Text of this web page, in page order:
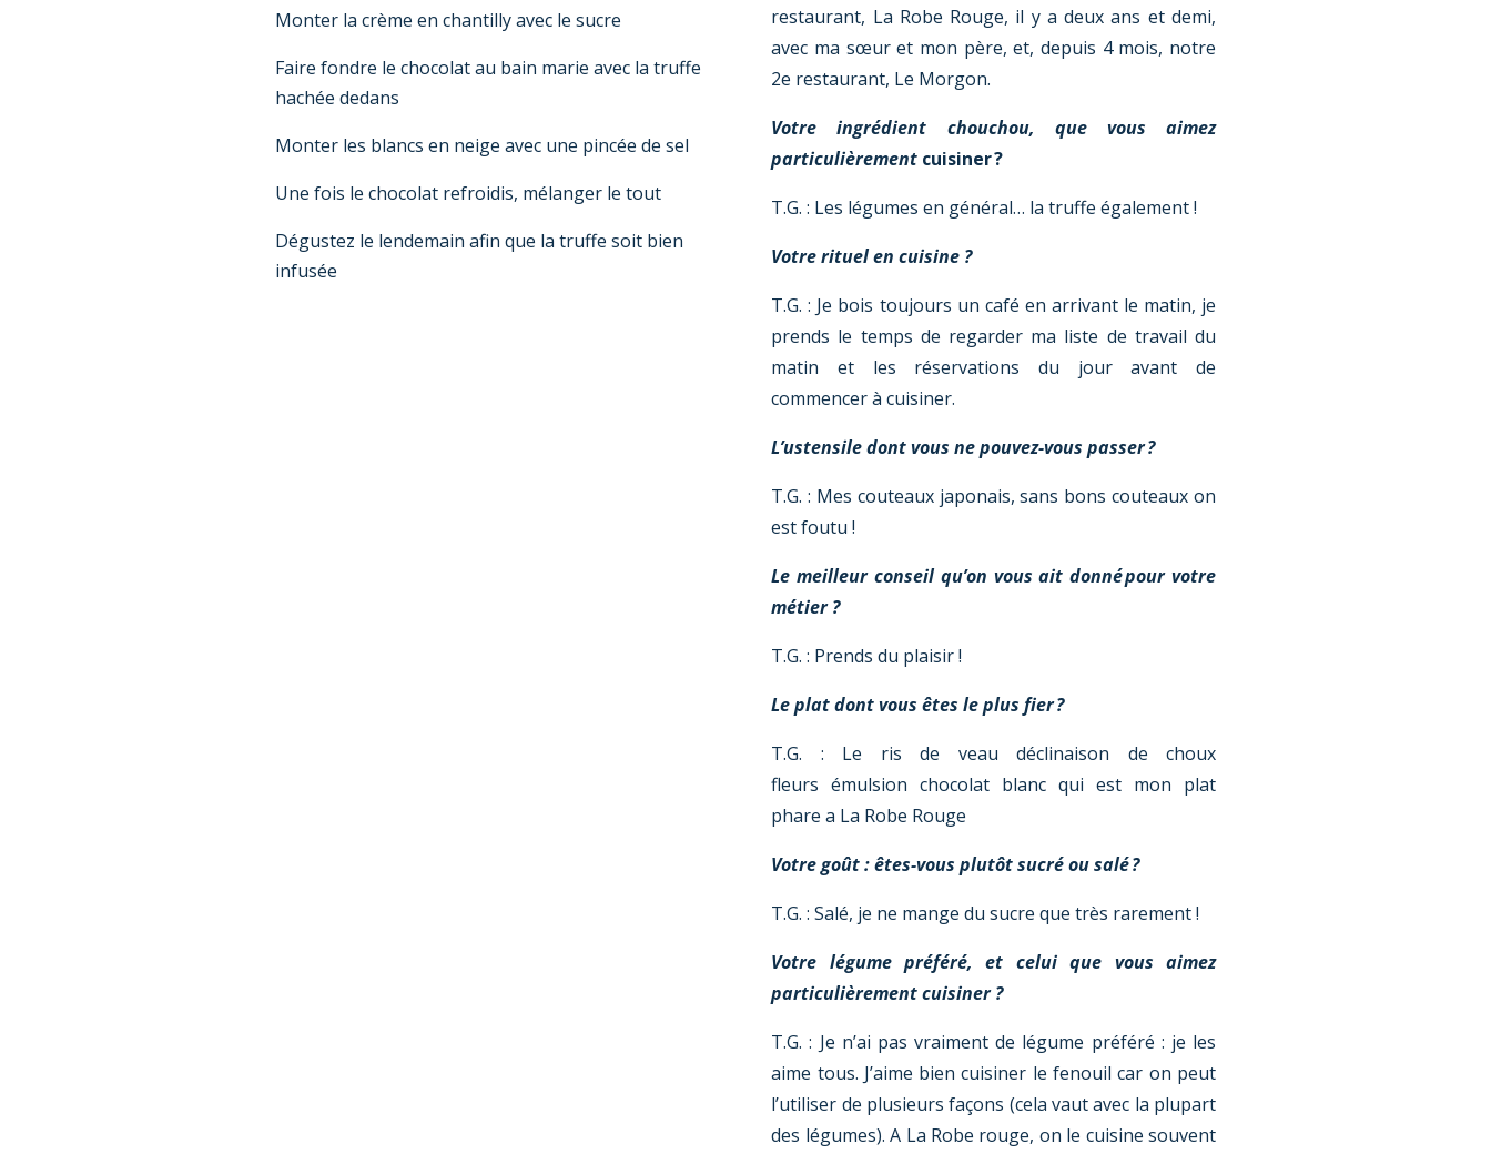
Monter la crème en chantilly avec le sucre
Faire fondre le chocolat au bain marie avec la truffe
hachée dedans
Monter les blancs en neige avec une pincée de sel
Une fois le chocolat refroidis, mélanger le tout
Dégustez le lendemain afin que la truffe soit bien
infusée
restaurant, La Robe Rouge, il y a deux ans et demi,
avec ma sœur et mon père, et, depuis 4 mois, notre
2e restaurant, Le Morgon.
Votre ingrédient chouchou, que vous aimez
particulièrement cuisiner ?
T.G. : Les légumes en général… la truffe également !
Votre rituel en cuisine ?
T.G. : Je bois toujours un café en arrivant le matin, je
prends le temps de regarder ma liste de travail du
matin et les réservations du jour avant de
commencer à cuisiner.
L’ustensile dont vous ne pouvez-vous passer ?
T.G. : Mes couteaux japonais, sans bons couteaux on
est foutu !
Le meilleur conseil qu’on vous ait donné pour votre
métier ?
T.G. : Prends du plaisir !
Le plat dont vous êtes le plus fier ?
T.G. : Le ris de veau déclinaison de choux
fleurs émulsion chocolat blanc qui est mon plat
phare a La Robe Rouge
Votre goût : êtes-vous plutôt sucré ou salé ?
T.G. : Salé, je ne mange du sucre que très rarement !
Votre légume préféré, et celui que vous aimez
particulièrement cuisiner ?
T.G. : Je n’ai pas vraiment de légume préféré : je les
aime tous. J’aime bien cuisiner le fenouil car on peut
l’utiliser de plusieurs façons (cela vaut avec la plupart
des légumes). A La Robe rouge, on le cuisine souvent